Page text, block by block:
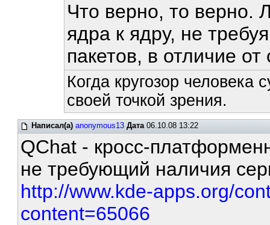
Что верно, то верно.
ядра к ядру, не
пакетов, в отличие
Когда кругозор человека
своей точкой зрения.
Написал(а) anonymous13 Дата06.10.08 13:22
QChat - кросс-
не требующий наличия
http://www.kde-apps.org/
content=65066